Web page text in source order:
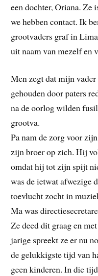
een dochter, Oriana. Ze
we hebben contact. Ik
grootvaders graf in
uit naam van mezelf en
Men zegt dat mijn
gehouden door paters
na de oorlog wilden
grootva.
Pa nam de zorg voor
zijn broer op zich. Hij
omdat hij tot zijn spijt
was de ietwat afwezige
toevlucht zocht in
Ma was
Ze deed dit graag en
jarige spreekt ze er nu
de gelukkigste tijd van
geen kinderen. In die